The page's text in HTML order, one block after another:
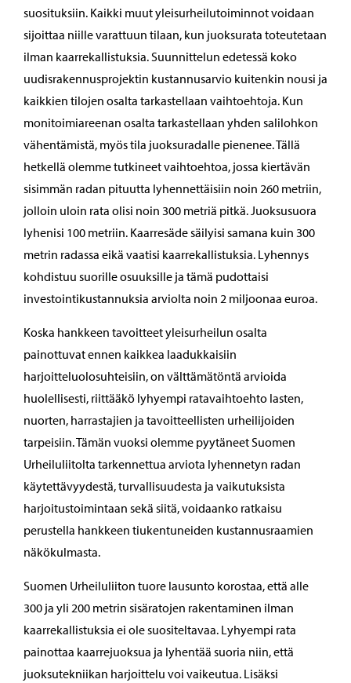
suosituksiin. Kaikki muut yleisurheilutoiminnot voidaan
sijoittaa niille varattuun tilaan, kun juoksurata toteutetaan
ilman kaarrekallistuksia. Suunnittelun edetessä koko
uudisrakennusprojektin kustannusarvio kuitenkin nousi ja
kaikkien tilojen osalta tarkastellaan vaihtoehtoja. Kun
monitoimiareenan osalta tarkastellaan yhden salilohkon
vähentämistä, myös tila juoksuradalle pienenee. Tällä
hetkellä olemme tutkineet vaihtoehtoa, jossa kiertävän
sisimmän radan pituutta lyhennettäisiin noin 260 metriin,
jolloin uloin rata olisi noin 300 metriä pitkä. Juoksusuora
lyhenisi 100 metriin. Kaarresäde säilyisi samana kuin 300
metrin radassa eikä vaatisi kaarrekallistuksia. Lyhennys
kohdistuu suorille osuuksille ja tämä pudottaisi
investointikustannuksia arviolta noin 2 miljoonaa euroa.
Koska hankkeen tavoitteet yleisurheilun osalta
painottuvat ennen kaikkea laadukkaisiin
harjoitteluolosuhteisiin, on välttämätöntä arvioida
huolellisesti, riittääkö lyhyempi ratavaihtoehto lasten,
nuorten, harrastajien ja tavoitteellisten urheilijoiden
tarpeisiin. Tämän vuoksi olemme pyytäneet Suomen
Urheiluliitolta tarkennettua arviota lyhennetyn radan
käytettävyydestä, turvallisuudesta ja vaikutuksista
harjoitustoimintaan sekä siitä, voidaanko ratkaisu
perustella hankkeen tiukentuneiden kustannusraamien
näkökulmasta.
Suomen Urheiluliiton tuore lausunto korostaa, että alle
300 ja yli 200 metrin sisäratojen rakentaminen ilman
kaarrekallistuksia ei ole suositeltavaa. Lyhyempi rata
painottaa kaarrejuoksua ja lyhentää suoria niin, että
juoksutekniikan harjoittelu voi vaikeutua. Lisäksi